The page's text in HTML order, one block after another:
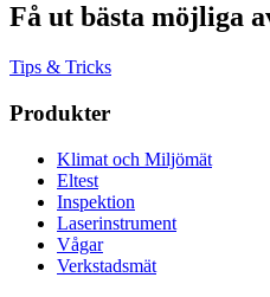
Få ut bästa möjliga
Tips & Tricks
Produkter
Klimat och Miljömät
Eltest
Inspektion
Laserinstrument
Vågar
Verkstadsmät